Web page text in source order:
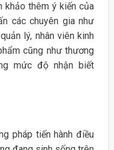
khảo thêm ý kiến của
các chuyên gia như
lý, nhân viên kinh
cũng như thương
mức độ nhận biết
pháp tiến hành điều